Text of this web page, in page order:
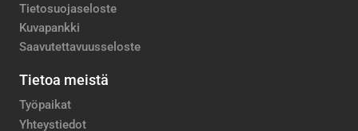
Tietosuojaseloste
Kuvapankki
Saavutettavuusseloste
Tietoa meistä
Työpaikat
Yhteystiedot